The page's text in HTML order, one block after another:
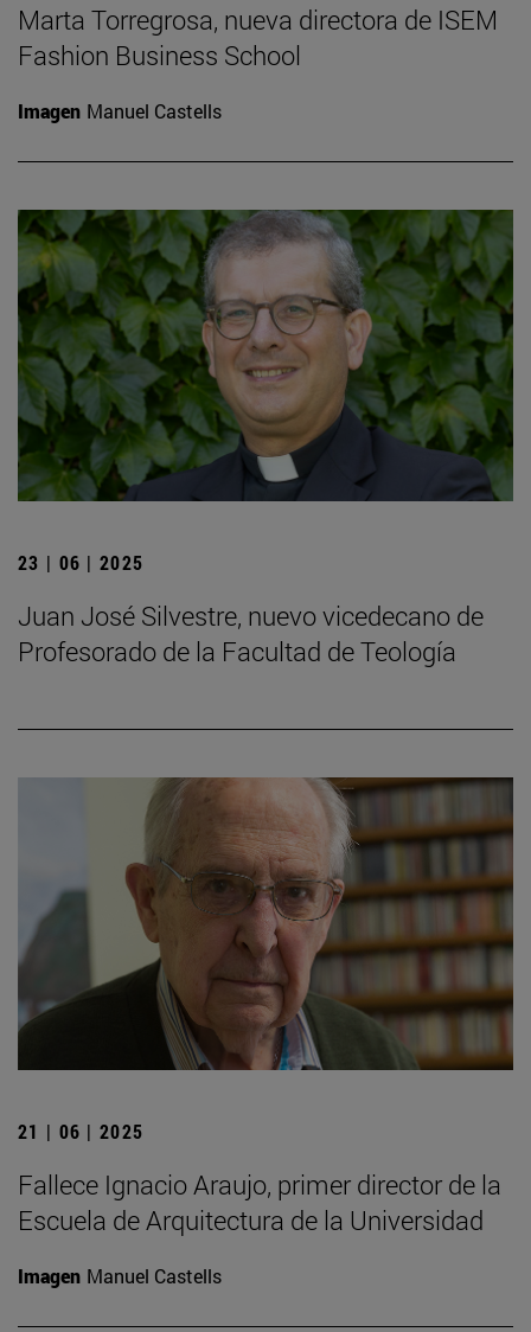
Marta Torregrosa, nueva directora de ISEM
Fashion Business School
Imagen Manuel Castells
23 | 06 | 2025
Juan José Silvestre, nuevo vicedecano de
Profesorado de la Facultad de Teología
21 | 06 | 2025
Fallece Ignacio Araujo, primer director de la
Escuela de Arquitectura de la Universidad
Imagen Manuel Castells